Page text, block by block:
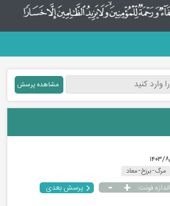
مرگ - برزخ - معاد
اندازه فونت: +
-
پرسش بعدی